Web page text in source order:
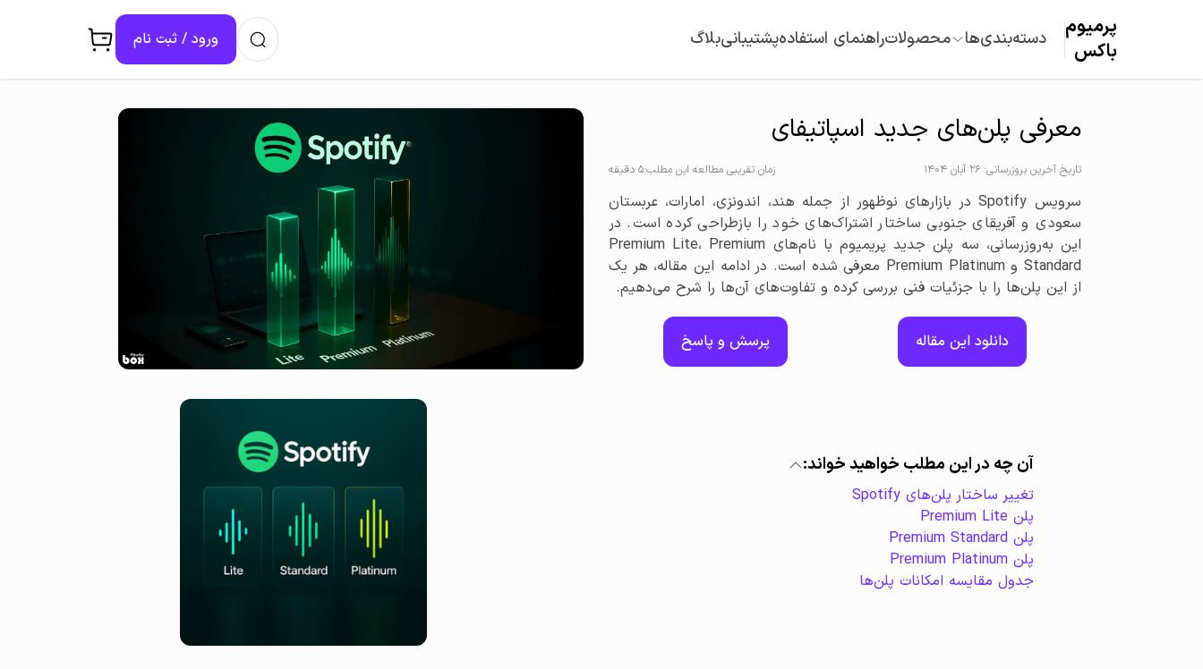
پرمیوم‌
باکس
دسته‌بندی‌ها محصولاتراهنمای استفادهپشتیبانیبلاگ ورود / ثبت ‌نام
معرفی پلن‌های جدید اسپاتیفای
تاریخ آخرین بروزرسانی: 26 آبان 1404 زمان تقریبی مطالعه این مطلب:5 دقیقه
سرویس Spotify در بازارهای نوظهور از جمله هند، اندونزی، امارات، عربستان
سعودی و آفریقای جنوبی ساختار اشتراک‌های خود را بازطراحی کرده است. در
این به‌روزرسانی، سه پلن جدید پریمیوم با نام‌های Premium Lite، Premium
Standard و Premium Platinum معرفی شده است. در ادامه این مقاله، هر یک
از این پلن‌ها را با جزئیات فنی بررسی کرده و تفاوت‌های آن‌ها را شرح می‌دهیم.
دانلود این مقاله پرسش و پاسخ
آن چه در این مطلب خواهید خواند:
تغییر ساختار پلن‌های Spotify
پلن Premium Lite
پلن Premium Standard
پلن Premium Platinum
جدول مقایسه امکانات پلن‌ها